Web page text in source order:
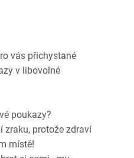
vás přichystané
v libovolné
poukazy?
zraku, protože zdraví
místě!